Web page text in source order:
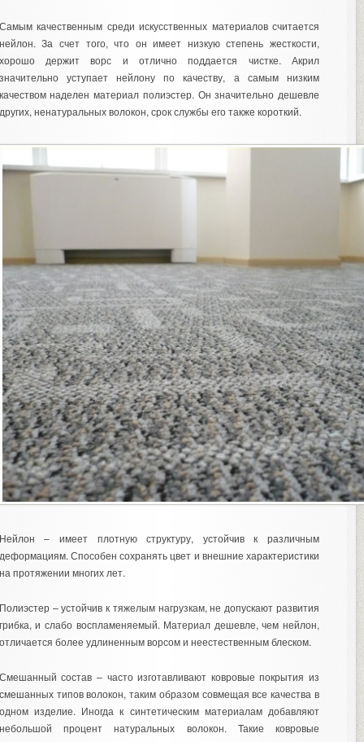
качественным среди искусственных материалов считается
За счет того, что он имеет низкую степень жесткости,
держит ворс и отлично поддается чистке. Акрил
уступает нейлону по качеству, а самым низким
наделен материал полиэстер. Он значительно дешевле
ненатуральных волокон, срок службы его также короткий.
– имеет плотную структуру, устойчив к различным
Способен сохранять цвет и внешние характеристики
протяжении многих лет.
– устойчив к тяжелым нагрузкам, не допускают развития
и слабо воспламеняемый. Материал дешевле, чем нейлон,
более удлиненным ворсом и неестественным блеском.
состав – часто изготавливают ковровые покрытия из
типов волокон, таким образом совмещая все качества в
изделие. Иногда к синтетическим материалам добавляют
процент натуральных волокон. Такие ковровые